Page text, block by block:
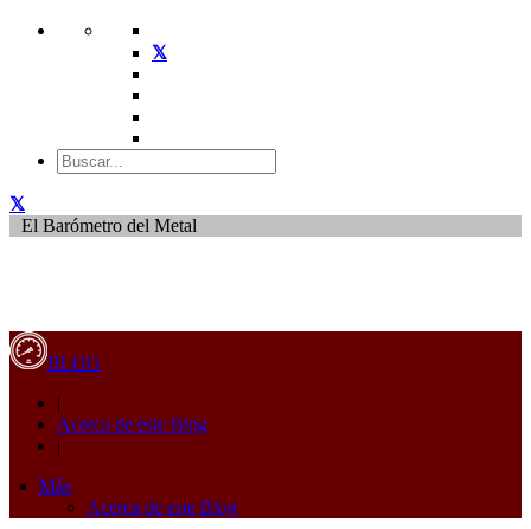
El Barómetro del Metal
BLOG
|
Acerca de este Blog
|
Más
Acerca de este Blog